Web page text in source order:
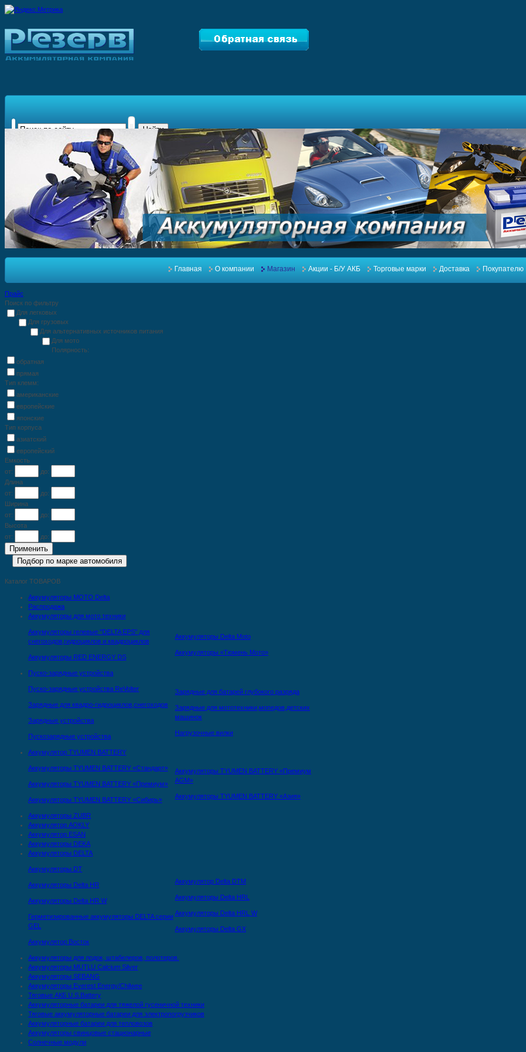
Главная О компании Магазин Акции - Б/У АКБ Торговые марки Доставка Покупателю
Прайс
Поиск по фильтру
Для легковых
Для грузовых
Для альтернативных источников питания
Для мото
Полярность:
обратная
прямая
Тип клемм:
американские
европейские
японские
Тип корпуса
азиатский
европейский
Емкость
от:
до:
Длина
от:
до:
Ширина
от:
до:
Высота
от:
до:
Каталог ТОВАРОВ
Аккумуляторы MOTO Delta
Распродажа
Аккумуляторы для мото техники
Аккумуляторы гелевые "DELTA EPS" для
снегоходов,гидроциклов и квадроциклов
Аккумуляторы RED ENERGY DS
Аккумуляторы Delta Moto
Аккумуляторы «Тюмень Мото»
Пуско-зарядные устройства
Пуско-зарядные устройства ReVolter
Зарядные для квадро-гидроциклов,снегоходов
Зарядные устройства
Пускозарядные устройства
Зарядные для батарей глубокого разряда
Зарядные для мототехники,мопедов,детских
машинок
Нагрузочные вилки
Аккумулятор TYUMEN BATTERY
Аккумуляторы TYUMEN BATTERY «Стандарт»
Аккумуляторы TYUMEN BATTERY «Премиум»
Аккумуляторы TYUMEN BATTERY «Сибирь»
Аккумуляторы TYUMEN BATTERY «Премиум
AGM»
Аккумуляторы TYUMEN BATTERY «Азия»
Аккумуляторы ZUBR
Аккумулятор AOKLY
Аккумулятор ESAN
Аккумуляторы DEKA
Аккумуляторы DELTA
Аккумуляторы DT
Аккумуляторы Delta HR
Аккумуляторы Delta HR W
Герметизированные аккумуляторы DELTA серии
GEL
Аккумулятор Восток
Аккумулятор Delta DTМ
Аккумуляторы Delta HRL
Аккумуляторы Delta HRL W
Аккумуляторы Delta GX
Аккумуляторы для лодок, штабелеров, полотеров.
Аккумуляторы MUTLU Calcium Silver
Аккумуляторы SEBANG
Аккумуляторы Everest Energy/Chilwee
Тяговые АКБ U.S.Battery
Аккумуляторные батареи для тяжелой гусеничной техники
Тяговые аккумуляторные батареи для электропогрузчиков
Аккумуляторные батареи для тепловозов
Аккумуляторы свинцовые стационарные
Солнечные модули